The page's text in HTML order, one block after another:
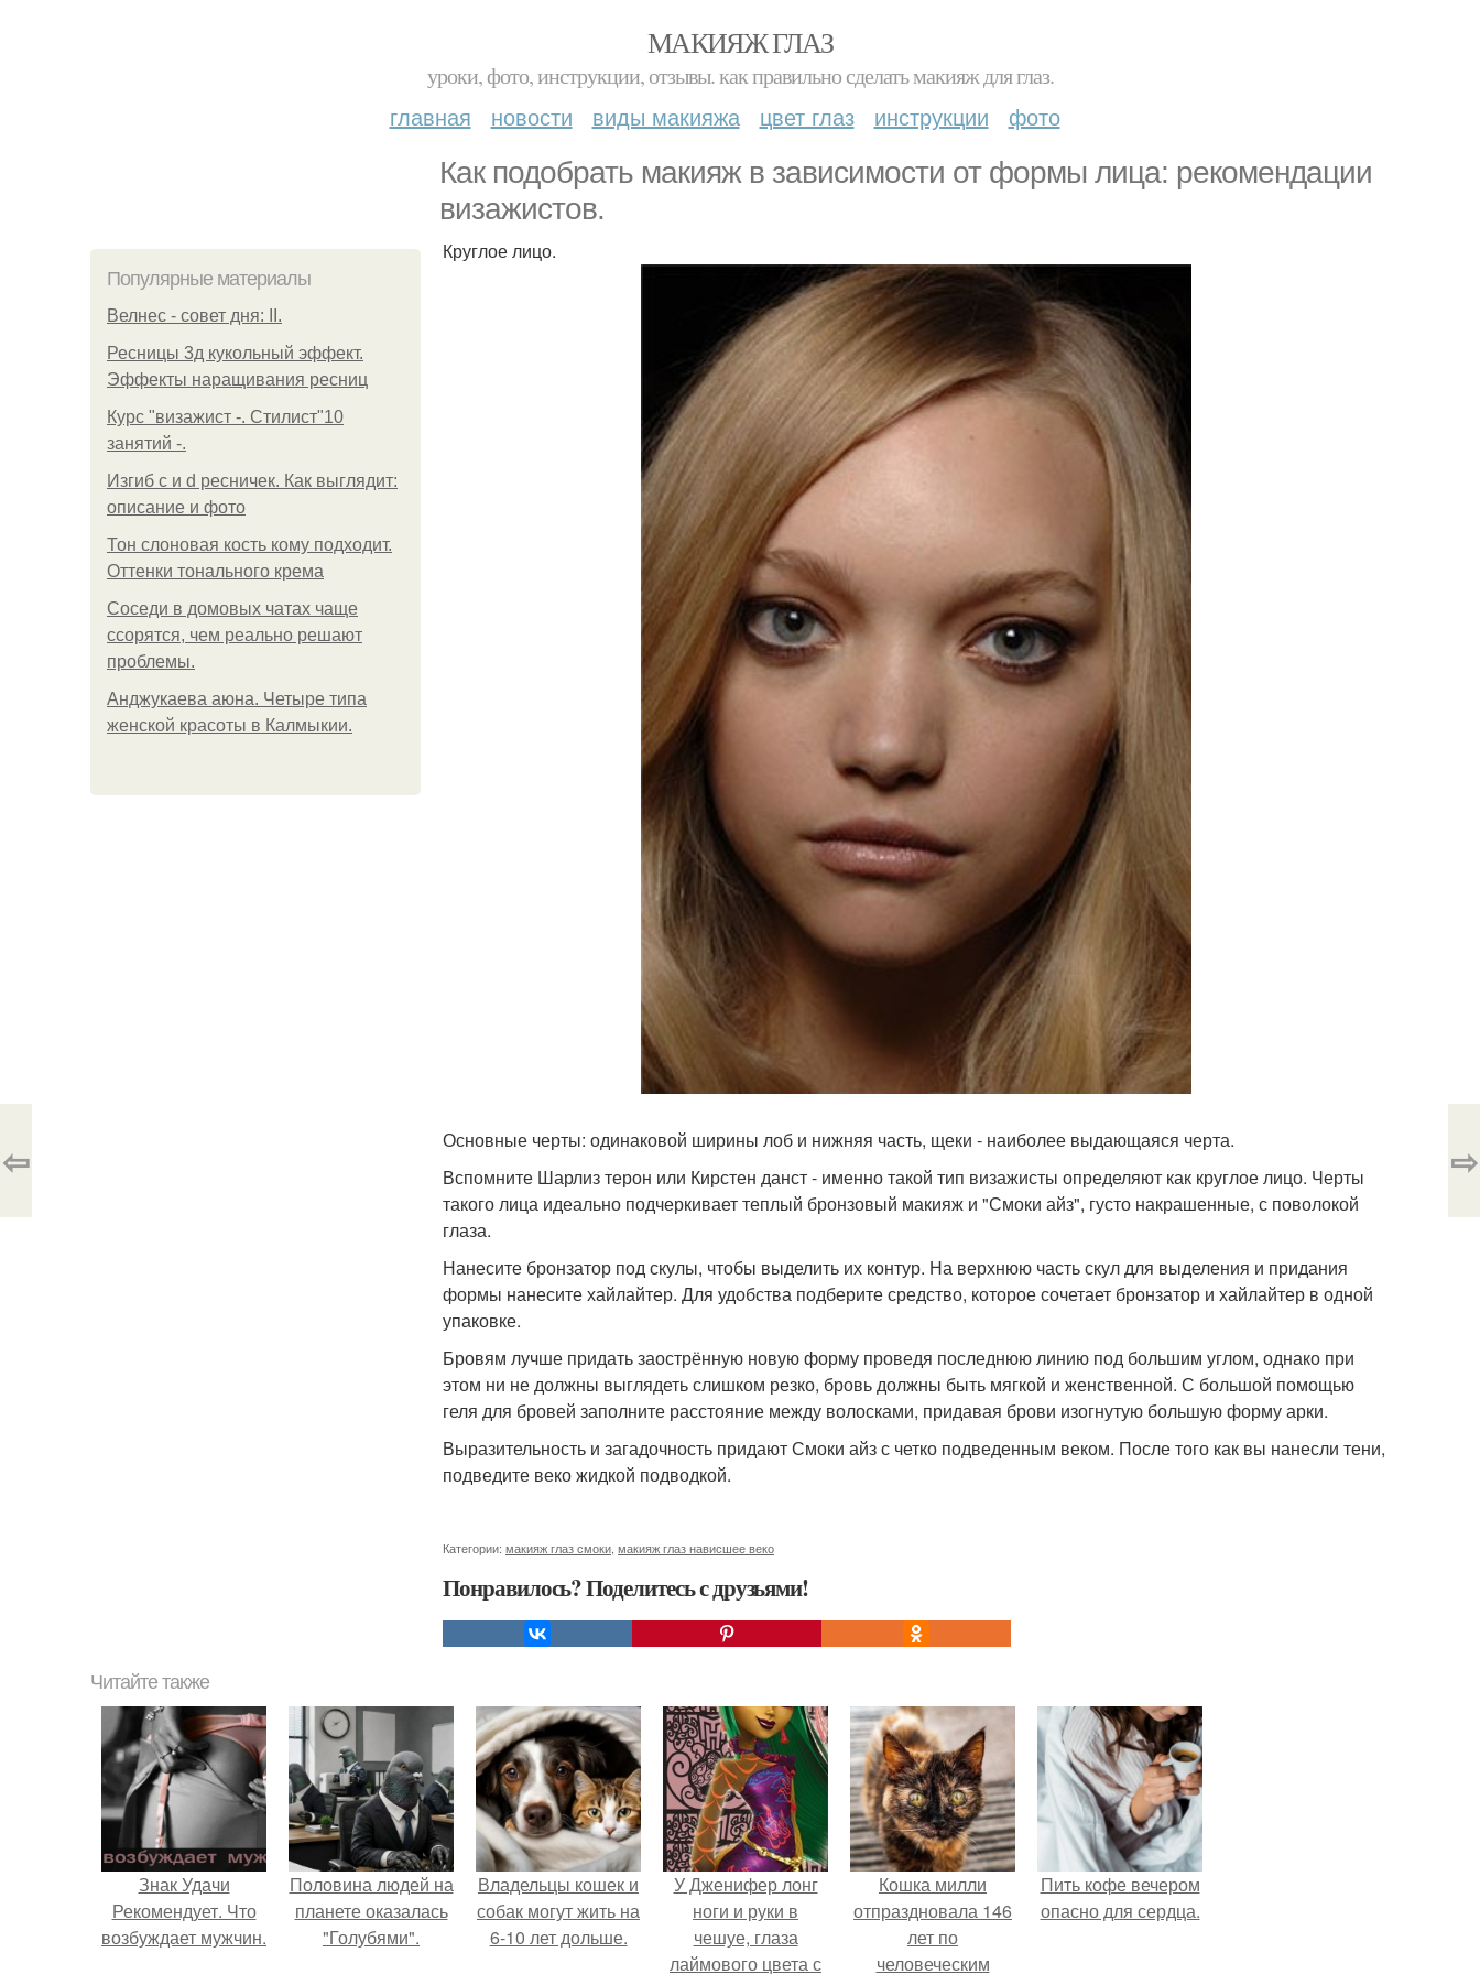
МАКИЯЖ ГЛАЗ
уроки, фото, инструкции, отзывы. как правильно сделать макияж для глаз.
главная новости виды макияжа цвет глаз инструкции фото
Как подобрать макияж в зависимости от формы лица: рекомендации
визажистов.
Популярные материалы
Велнес - совет дня: II.
Ресницы 3д кукольный эффект.
Эффекты наращивания ресниц
Курс "визажист -. Стилист"10
занятий -.
Изгиб c и d ресничек. Как выглядит:
описание и фото
Тон слоновая кость кому подходит.
Оттенки тонального крема
Соседи в домовых чатах чаще
ссорятся, чем реально решают
проблемы.
Анджукаева аюна. Четыре типа
женской красоты в Калмыкии.
Круглое лицо.
Основные черты: одинаковой ширины лоб и нижняя часть, щеки - наиболее выдающаяся черта.
Вспомните Шарлиз терон или Кирстен данст - именно такой тип визажисты определяют как круглое лицо. Черты
такого лица идеально подчеркивает теплый бронзовый макияж и "Смоки айз", густо накрашенные, с поволокой
глаза.
Нанесите бронзатор под скулы, чтобы выделить их контур. На верхнюю часть скул для выделения и придания
формы нанесите хайлайтер. Для удобства подберите средство, которое сочетает бронзатор и хайлайтер в одной
упаковке.
Бровям лучше придать заострённую новую форму проведя последнюю линию под большим углом, однако при
этом ни не должны выглядеть слишком резко, бровь должны быть мягкой и женственной. С большой помощью
геля для бровей заполните расстояние между волосками, придавая брови изогнутую большую форму арки.
Выразительность и загадочность придают Смоки айз с четко подведенным веком. После того как вы нанесли тени,
подведите веко жидкой подводкой.
Категории: макияж глаз смоки, макияж глаз нависшее веко
Понравилось? Поделитесь с друзьями!
⇦ ⇨
Читайте также
Знак Удачи
Рекомендует. Что
возбуждает мужчин.
Половина людей на
планете оказалась
"Голубями".
Владельцы кошек и
собак могут жить на
6-10 лет дольше.
У Дженифер лонг
ноги и руки в
чешуе, глаза
лаймового цвета с
Кошка милли
отпраздновала 146
лет по
человеческим
Пить кофе вечером
опасно для сердца.